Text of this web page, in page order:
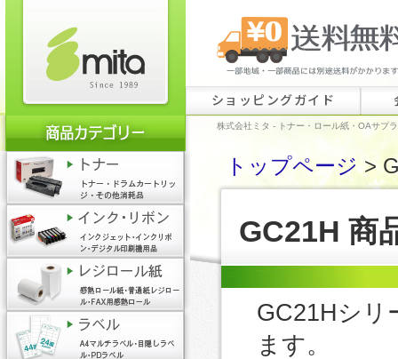
ショッピングガイド
株式会社ミタ - トナー・ロール紙・OAサプ
トップページ>
GC21H 商
GC21Hシリ
ます。